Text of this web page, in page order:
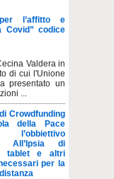
l’affitto e
Covid” codice
Valdera in
di cui l'Unione
presentato un
...
Crowdfunding
della Pace
All’Ipsia di
tablet e altri
per la